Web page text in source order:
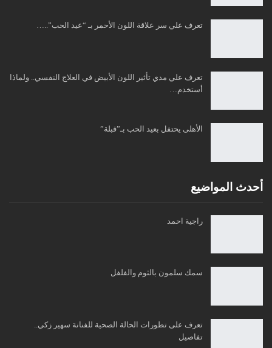
تعرف علي سر علاقة اللون الأحمر بـ “عيد الحب”..…
تعرف علي مدي تأثير اللون الأبيض في العلاج النفسي.. ولماذا
أستخدم…
الأهلى يحتفل بعيد الحب بـ”قبلة”
أحدث المواضيع
راجية احمد
سمك سلمون بالثوم والفلفل
تعرف على تطورات الحالة الصحية للفنانة سهير زكي..
تفاصيل